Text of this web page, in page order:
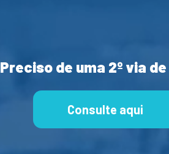
Preciso de uma 2º via
Consulte aqui